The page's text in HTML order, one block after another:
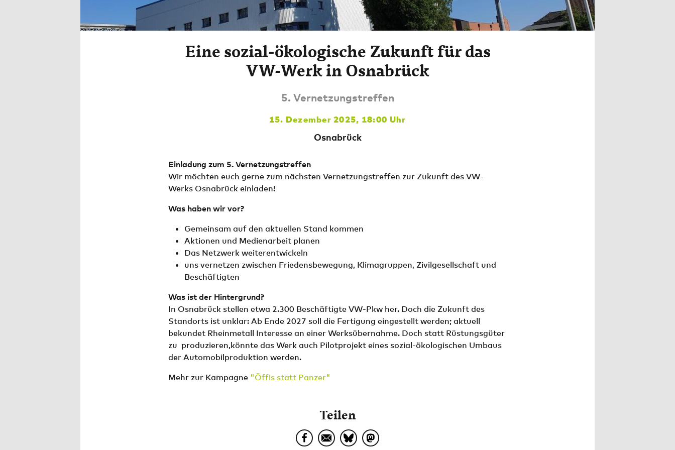
Eine sozial-ökologische Zukunft für das
VW-Werk in Osnabrück
5. Vernetzungstreffen
15. Dezember 2025, 18:00 Uhr
Osnabrück
Einladung zum 5. Vernetzungstreffen
Wir möchten euch gerne zum nächsten Vernetzungstreffen zur Zukunft des VW-
Werks Osnabrück einladen!
Was haben wir vor?
Gemeinsam auf den aktuellen Stand kommen
Aktionen und Medienarbeit planen
Das Netzwerk weiterentwickeln
uns vernetzen zwischen Friedensbewegung, Klimagruppen, Zivilgesellschaft und
Beschäftigten
Was ist der Hintergrund?
In Osnabrück stellen etwa 2.300 Beschäftigte VW-Pkw her. Doch die Zukunft des
Standorts ist unklar: Ab Ende 2027 soll die Fertigung eingestellt werden; aktuell
bekundet Rheinmetall Interesse an einer Werksübernahme. Doch statt Rüstungsgüter
zu produzieren,könnte das Werk auch Pilotprojekt eines sozial-ökologischen Umbaus
der Automobilproduktion werden.
Mehr zur Kampagne "Öffis statt Panzer"
Teilen